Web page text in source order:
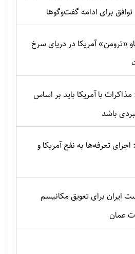
توافق برای ادامه گفت‌وگوها
«ترومن» آمریکا در دریای سرخ
مذاکرات با آمریکا باید بر اساس
باشد
تعرفه‌ها به نفع آمریکا و
ایران برای تعویق مکانیسم
عمان